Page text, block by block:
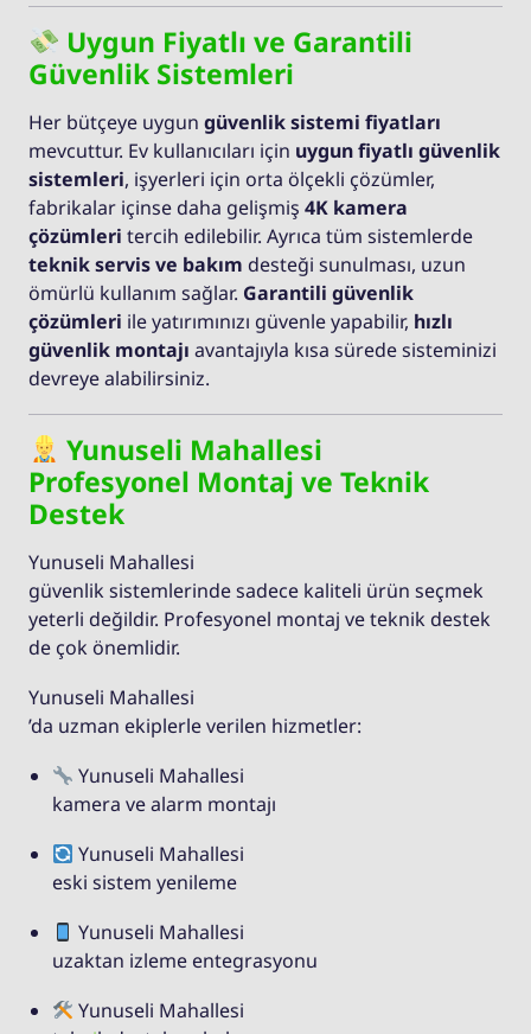
Uygun Fiyatlı ve Garantili
Güvenlik Sistemleri
Her bütçeye uygun güvenlik sistemi fiyatları
mevcuttur. Ev kullanıcıları için uygun fiyatlı güvenlik
sistemleri, işyerleri için orta ölçekli çözümler,
fabrikalar içinse daha gelişmiş 4K kamera
çözümleri tercih edilebilir. Ayrıca tüm sistemlerde
teknik servis ve bakım desteği sunulması, uzun
ömürlü kullanım sağlar. Garantili güvenlik
çözümleri ile yatırımınızı güvenle yapabilir, hızlı
güvenlik montajı avantajıyla kısa sürede sisteminizi
devreye alabilirsiniz.
Yunuseli Mahallesi
Profesyonel Montaj ve Teknik
Destek
Yunuseli Mahallesi
güvenlik sistemlerinde sadece kaliteli ürün seçmek
yeterli değildir. Profesyonel montaj ve teknik destek
de çok önemlidir.
Yunuseli Mahallesi
’da uzman ekiplerle verilen hizmetler:
Yunuseli Mahallesi
kamera ve alarm montajı
Yunuseli Mahallesi
eski sistem yenileme
Yunuseli Mahallesi
uzaktan izleme entegrasyonu
Yunuseli Mahallesi